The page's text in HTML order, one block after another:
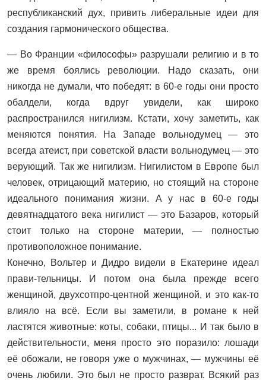
республиканский дух, привить либеральные идеи для
создания гармонического общества.
— Во Франции «философы» разрушали религию и в то
же время боялись революции. Надо сказать, они
никогда не думали, что победят: в 60-е годы они просто
обалдели, когда вдруг увидели, как широко
распространился нигилизм. Кстати, хочу заметить, как
меняются понятия. На Западе вольнодумец — это
всегда атеист, при советской власти вольнодумец — это
верующий. Так же нигилизм. Нигилистом в Европе был
человек, отрицающий материю, но стоящий на стороне
идеального понимания жизни. А у нас в 60-е годы
девятнадцатого века нигилист — это Базаров, который
стоит только на стороне материи, — полностью
противоположное понимание.
Конечно, Вольтер и Дидро видели в Екатерине идеал
прави-тельницы. И потом она была прежде всего
женщиной, двухсотпро-центной женщиной, и это как-то
влияло на всё. Если вы заметили, в романе к ней
ластятся животные: коты, собаки, птицы... И так было в
действительности, меня просто это поразило: лошади
её обожали, не говоря уже о мужчинах, — мужчины её
очень любили. Это был не просто разврат. Всякий раз